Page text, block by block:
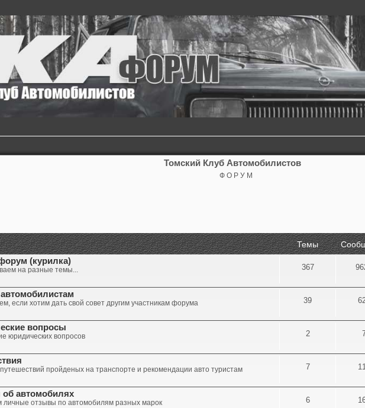
Томский Клуб Автомобилистов
Ф О Р У М
Темы
(курилка)
на разные темы... 367
если хотим дать свой совет другим участникам форума 39
вопросы
юридических вопросов 2
пройденых на транспорте и рекомендации авто туристам 7
автомобилях
личные отзывы по автомобилям разных марок 6